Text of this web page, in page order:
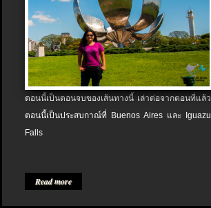
ตอนนี้เป็นตอนจบของเส้นทางนี้ เล่าต่อจากตอนที่แล้ว
ตอนนี้เป็นประสบกาณ์ที่ Buenos Aires และ Iguazu
Falls
Read more